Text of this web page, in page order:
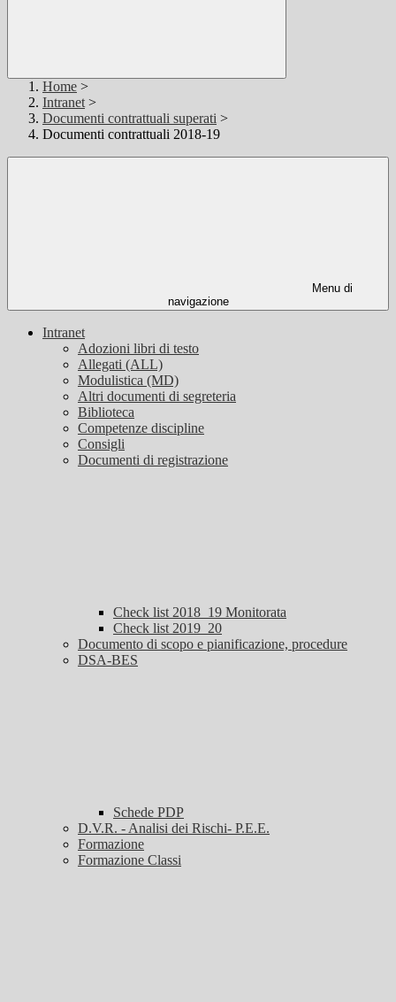
Home >
Intranet >
Documenti contrattuali superati >
Documenti contrattuali 2018-19
Menu di
navigazione
Intranet
Adozioni libri di testo
Allegati (ALL)
Modulistica (MD)
Altri documenti di segreteria
Biblioteca
Competenze discipline
Consigli
Documenti di registrazione
Check list 2018_19 Monitorata
Check list 2019_20
Documento di scopo e pianificazione, procedure
DSA-BES
Schede PDP
D.V.R. - Analisi dei Rischi- P.E.E.
Formazione
Formazione Classi